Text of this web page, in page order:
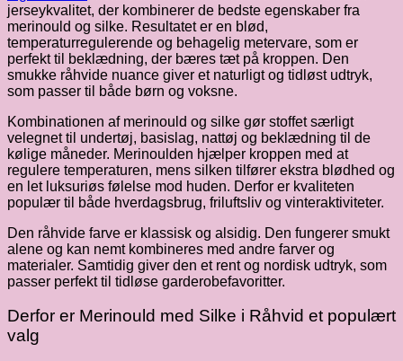
jerseykvalitet, der kombinerer de bedste egenskaber fra
merinould og silke. Resultatet er en blød,
temperaturregulerende og behagelig metervare, som er
perfekt til beklædning, der bæres tæt på kroppen. Den
smukke råhvide nuance giver et naturligt og tidløst udtryk,
som passer til både børn og voksne.
Kombinationen af merinould og silke gør stoffet særligt
velegnet til undertøj, basislag, nattøj og beklædning til de
kølige måneder. Merinoulden hjælper kroppen med at
regulere temperaturen, mens silken tilfører ekstra blødhed og
en let luksuriøs følelse mod huden. Derfor er kvaliteten
populær til både hverdagsbrug, friluftsliv og vinteraktiviteter.
Den råhvide farve er klassisk og alsidig. Den fungerer smukt
alene og kan nemt kombineres med andre farver og
materialer. Samtidig giver den et rent og nordisk udtryk, som
passer perfekt til tidløse garderobefavoritter.
Derfor er Merinould med Silke i Råhvid et populært
valg